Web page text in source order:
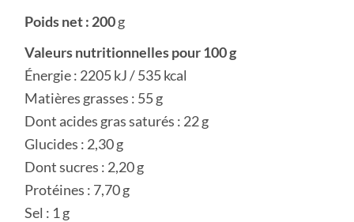
Poids net : 200g
Valeurs nutritionnelles pour 100 g
Énergie : 2205 kJ / 535 kcal
Matières grasses : 55 g
Dont acides gras saturés : 22 g
Glucides : 2,30 g
Dont sucres : 2,20 g
Protéines : 7,70 g
Sel : 1 g